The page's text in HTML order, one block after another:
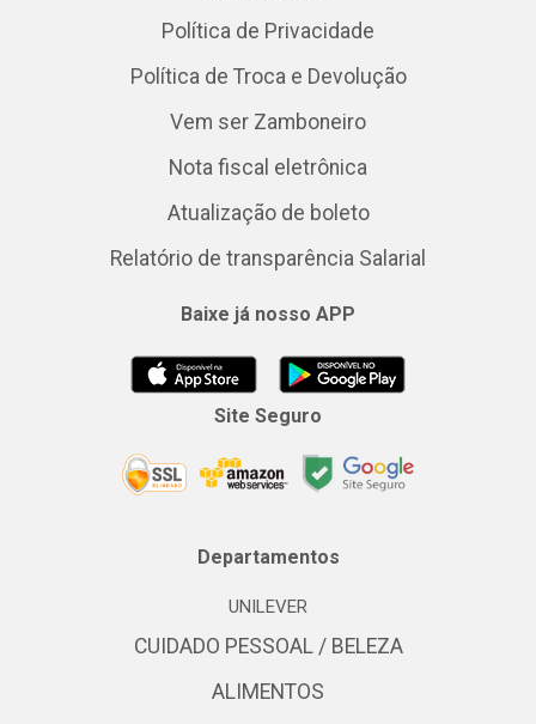
Política de Privacidade
Política de Troca e Devolução
Vem ser Zamboneiro
Nota fiscal eletrônica
Atualização de boleto
Relatório de transparência Salarial
Baixe já nosso APP
Site Seguro
Departamentos
UNILEVER
CUIDADO PESSOAL / BELEZA
ALIMENTOS